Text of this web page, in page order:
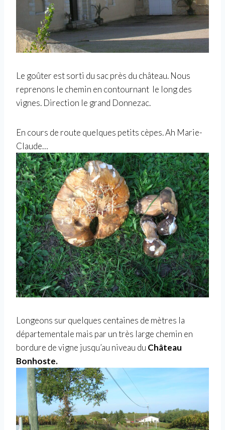
Le goûter est sorti du sac près du château. Nous
reprenons le chemin en contournant le long des
vignes. Direction le grand Donnezac.
En cours de route quelques petits cèpes. Ah Marie-
Claude…
Longeons sur quelques centaines de mètres la
départementale mais par un très large chemin en
bordure de vigne jusqu’au niveau du Château
Bonhoste.